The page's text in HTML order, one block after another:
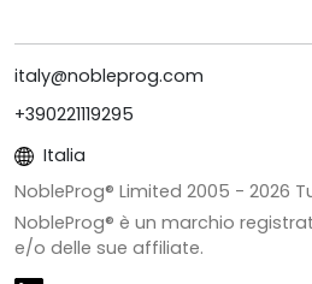
italy@nobleprog.com
+390221119295
Italia
NobleProg® Limited 2005 - 2026
NobleProg® è un marchio
e/o delle sue affiliate.